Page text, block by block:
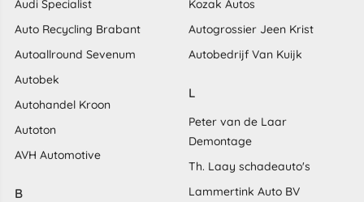
Audi Specialist
Auto Recycling Brabant
Autoallround Sevenum
Autobek
Autohandel Kroon
Autoton
AVH Automotive
B
Kozak Autos
Autogrossier Jeen Krist
Autobedrijf Van Kuijk
L
Peter van de Laar
Demontage
Th. Laay schadeauto's
Lammertink Auto BV